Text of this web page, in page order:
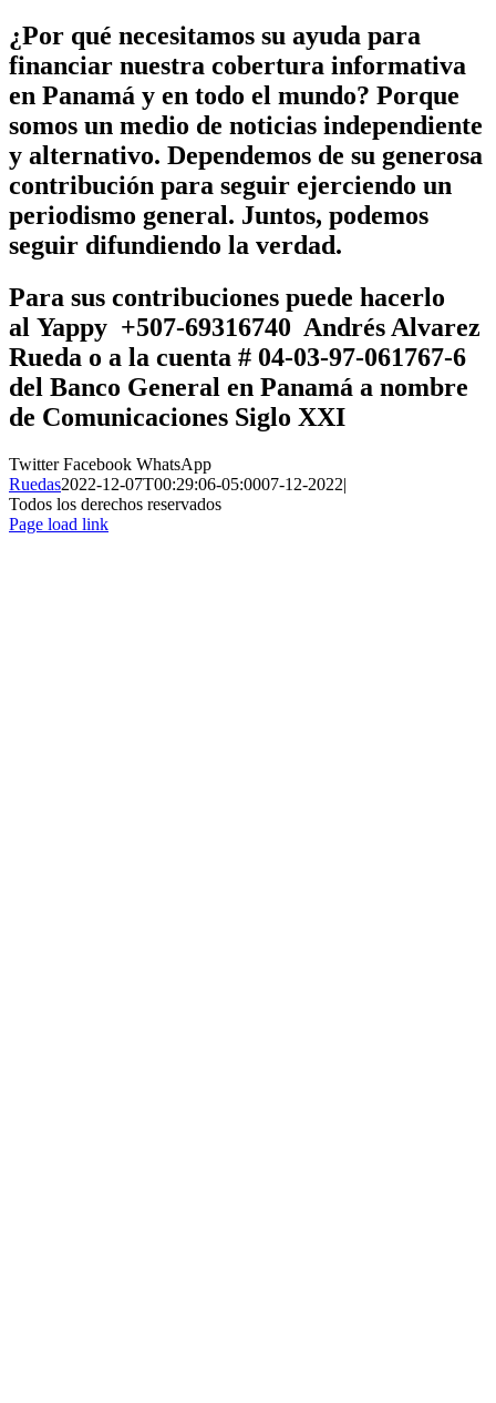
¿Por qué necesitamos su ayuda para
financiar nuestra cobertura informativa
en Panamá y en todo el mundo? Porque
somos un medio de noticias independiente
y alternativo. Dependemos de su generosa
contribución para seguir ejerciendo un
periodismo general. Juntos, podemos
seguir difundiendo la verdad.
Para sus contribuciones puede hacerlo
al Yappy +507-69316740 Andrés Alvarez
Rueda o a la cuenta # 04-03-97-061767-6
del Banco General en Panamá a nombre
de Comunicaciones Siglo XXI
TwitterFacebook WhatsApp
Ruedas2022-12-07T00:29:06-05:0007-12-2022|
Todos los derechos reservados
Page load link